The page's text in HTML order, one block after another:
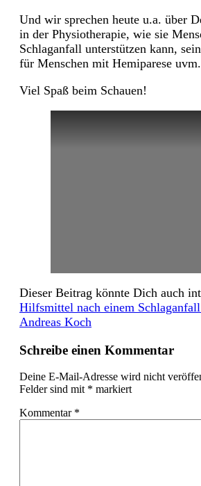
Und wir sprechen heute u.a. über
in der Physiotherapie, wie sie
Schlaganfall unterstützen kann,
für Menschen mit Hemiparese uvm.
Viel Spaß beim Schauen!
Dieser Beitrag könnte Dich auch
Hilfsmittel nach einem
Andreas Koch
Schreibe einen Kommentar
Deine E-Mail-Adresse wird nicht
Felder sind mit * markiert
Kommentar *